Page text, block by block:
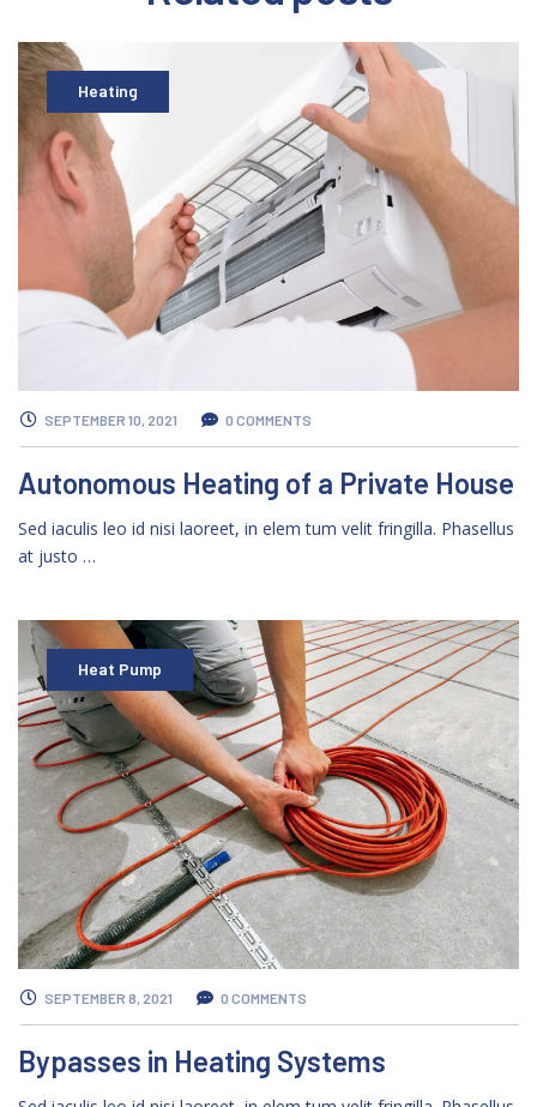
Heating
SEPTEMBER 10, 2021 0 COMMENTS
Autonomous Heating of a Private House
Sed iaculis leo id nisi laoreet, in elem tum velit fringilla. Phasellus
at justo …
Heat Pump
SEPTEMBER 8, 2021 0 COMMENTS
Bypasses in Heating Systems